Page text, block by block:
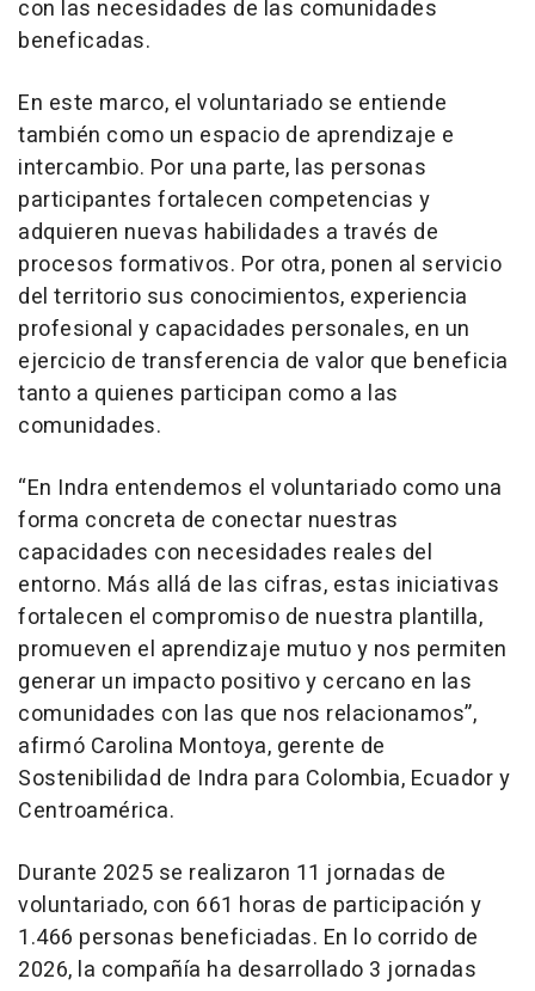
con las necesidades de las comunidades
beneficadas.
En este marco, el voluntariado se entiende
también como un espacio de aprendizaje e
intercambio. Por una parte, las personas
participantes fortalecen competencias y
adquieren nuevas habilidades a través de
procesos formativos. Por otra, ponen al servicio
del territorio sus conocimientos, experiencia
profesional y capacidades personales, en un
ejercicio de transferencia de valor que beneficia
tanto a quienes participan como a las
comunidades.
“En Indra entendemos el voluntariado como una
forma concreta de conectar nuestras
capacidades con necesidades reales del
entorno. Más allá de las cifras, estas iniciativas
fortalecen el compromiso de nuestra plantilla,
promueven el aprendizaje mutuo y nos permiten
generar un impacto positivo y cercano en las
comunidades con las que nos relacionamos”,
afirmó Carolina Montoya, gerente de
Sostenibilidad de Indra para Colombia, Ecuador y
Centroamérica.
Durante 2025 se realizaron 11 jornadas de
voluntariado, con 661 horas de participación y
1.466 personas beneficiadas. En lo corrido de
2026, la compañía ha desarrollado 3 jornadas